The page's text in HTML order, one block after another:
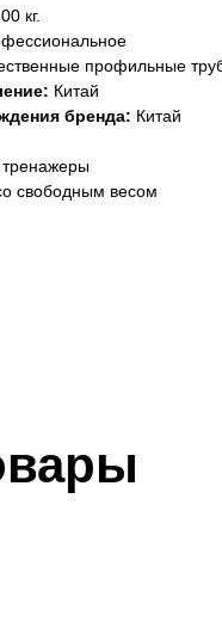
кг.
профильные
Китай
бренда: Китай
свободным весом